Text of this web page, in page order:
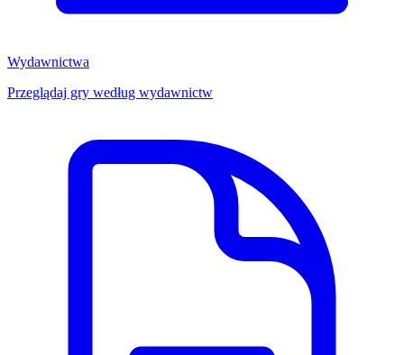
Wydawnictwa
Przeglądaj gry według wydawnictw